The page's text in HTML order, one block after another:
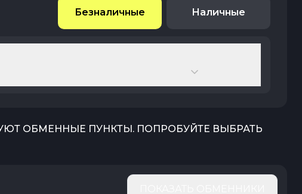
Безналичные Наличные
ОБМЕННЫЕ ПУНКТЫ. ПОПРОБУЙТЕ ВЫБРАТЬ